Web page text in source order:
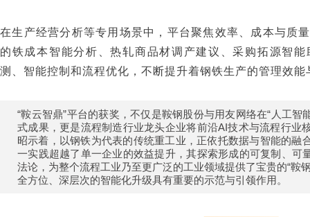
在生产经营分析等专用场景中，平台聚焦效率、成本与质
的铁成本智能分析、热轧商品材调产建议、采购拓源智
测、智能控制和流程优化，不断提升着钢铁生产的管理效能
“鞍云智鼎”平台的获奖，不仅是鞍钢股份与用友网络在“人工智
式成果，更是流程制造行业龙头企业将前沿AI技术与流程行业
昭示着，以钢铁为代表的传统重工业，正依托数据与智能的融
一实践超越了单一企业的效益提升，其探索形成的可复制、可
法论，为整个流程工业乃至更广泛的工业领域提供了宝贵的“鞍
全方位、深层次的智能化升级具有重要的示范与引领作用。